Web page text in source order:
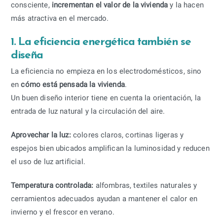
consciente, incrementan el valor de la vivienda y la hacen
más atractiva en el mercado.
1. La eficiencia energética también se
diseña
La eficiencia no empieza en los electrodomésticos, sino
encómo está pensada la vivienda.
Un buen diseño interior tiene en cuenta la orientación, la
entrada de luz natural y la circulación del aire.
Aprovechar la luz:colores claros, cortinas ligeras y
espejos bien ubicados amplifican la luminosidad y reducen
el uso de luz artificial.
Temperatura controlada: alfombras, textiles naturales y
cerramientos adecuados ayudan a mantener el calor en
invierno y el frescor en verano.